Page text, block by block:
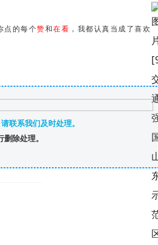
点的每个赞和在看 ，我都认真当成了喜欢
联系我们及时处理。
删除处理。